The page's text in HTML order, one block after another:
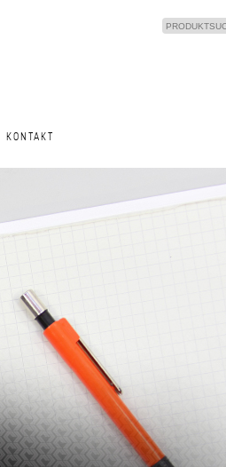
KONTAKT